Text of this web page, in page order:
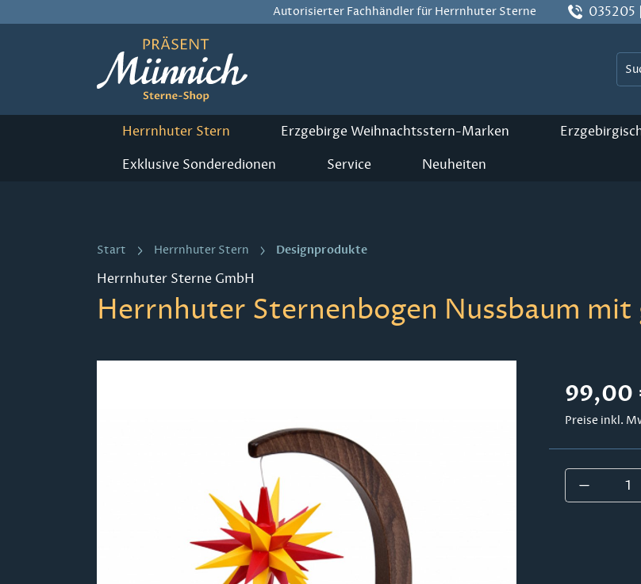
Autorisierter Fachhändler für Herrnhuter Sterne 035205
Herrnhuter Stern Erzgebirge Weihnachtsstern-Marken
Exklusive Sonderedionen Service Neuheiten
Start Herrnhuter Stern Designprodukte
Herrnhuter Sterne GmbH
Herrnhuter Sternenbogen Nussbaum
Regulärer
99,00
Preise inkl.